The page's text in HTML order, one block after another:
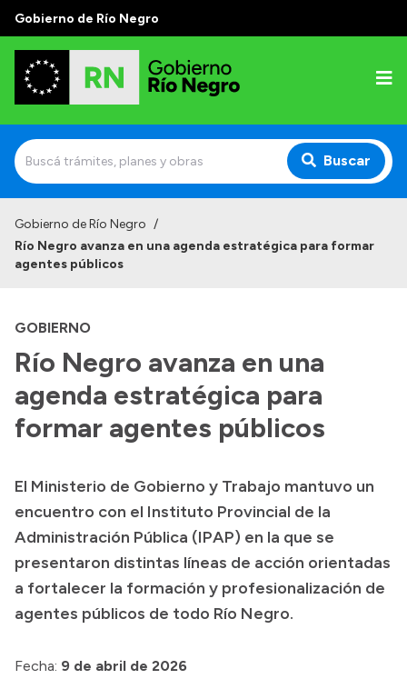
Gobierno de Río Negro
Buscar
Autoridades
Autoridades y Organismos
Discursos en la Legislatura
Casa de Gobierno
Acerca de Río Negro
Geografía
Invertí en Río Negro
Transparencia
Gobierno de Río Negro /
Río Negro avanza en una agenda estratégica para formar
agentes públicos
GOBIERNO
Río Negro avanza en una
agenda estratégica para
formar agentes públicos
El Ministerio de Gobierno y Trabajo mantuvo un
encuentro con el Instituto Provincial de la
Administración Pública (IPAP) en la que se
presentaron distintas líneas de acción orientadas
a fortalecer la formación y profesionalización de
agentes públicos de todo Río Negro.
Fecha: 9 de abril de 2026